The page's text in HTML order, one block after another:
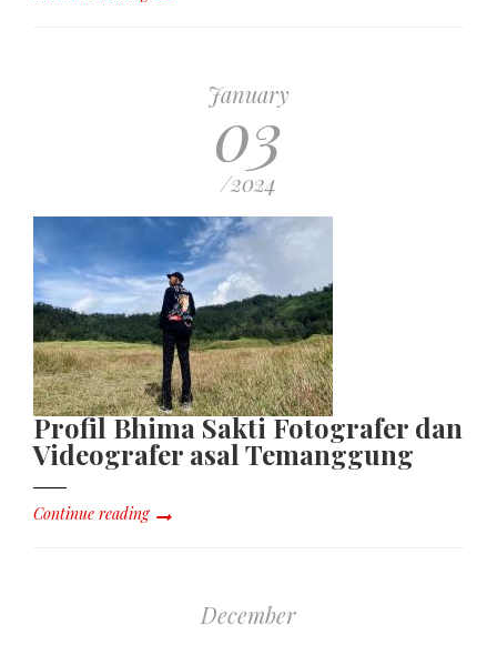
January
03
/2024
Profil Bhima Sakti Fotografer dan
Videografer asal Temanggung
Continue reading
December